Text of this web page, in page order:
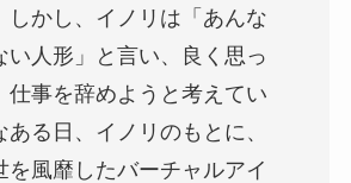
しかし、イノリは「あんな
い人形」と言い、良く思っ
仕事を辞めようと考えてい
ある日、イノリのもとに、
を風靡したバーチャルアイ